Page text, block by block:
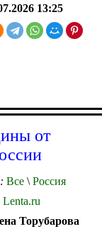
13:25
от
Все \ Россия
Lenta.ru
Торубарова